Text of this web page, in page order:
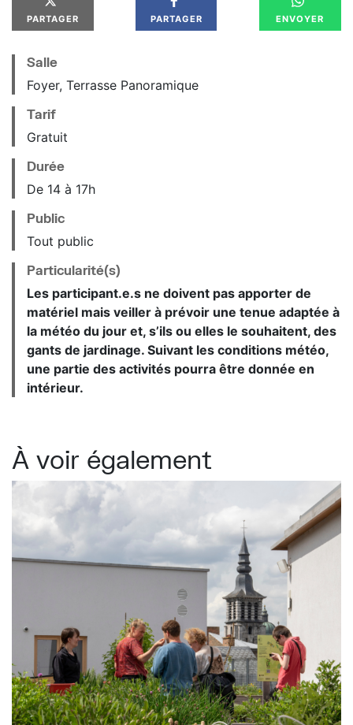
PARTAGER PARTAGER ENVOYER
Salle
Foyer, Terrasse Panoramique
Tarif
Gratuit
Durée
De 14 à 17h
Public
Tout public
Particularité(s)
Les participant.e.s ne doivent pas apporter de
matériel mais veiller à prévoir une tenue adaptée à
la météo du jour et, s’ils ou elles le souhaitent, des
gants de jardinage. Suivant les conditions météo,
une partie des activités pourra être donnée en
intérieur.
À voir également